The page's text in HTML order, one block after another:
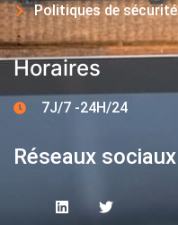
Politiques de sécurité
Horaires
7J/7 -24H/24
Réseaux sociaux